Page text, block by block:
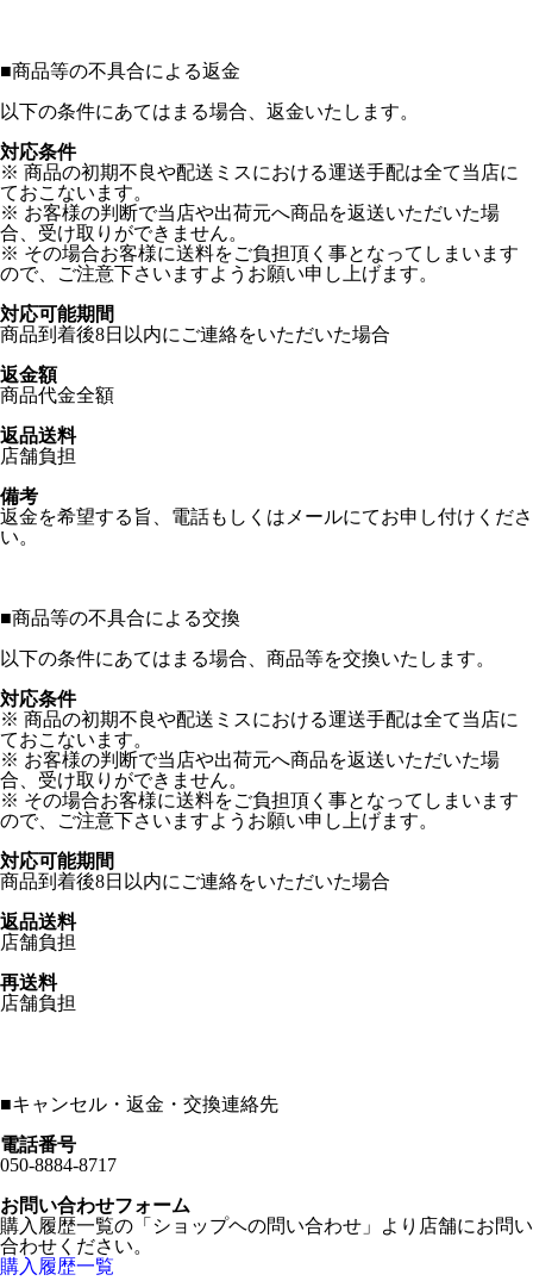
■商品等の不具合による返金
以下の条件にあてはまる場合、返金いたします。
対応条件
※ 商品の初期不良や配送ミスにおける運送手配は全て当店に
ておこないます。
※ お客様の判断で当店や出荷元へ商品を返送いただいた場
合、受け取りができません。
※ その場合お客様に送料をご負担頂く事となってしまいます
ので、ご注意下さいますようお願い申し上げます。
対応可能期間
商品到着後8日以内にご連絡をいただいた場合
返金額
商品代金全額
返品送料
店舗負担
備考
返金を希望する旨、電話もしくはメールにてお申し付けくださ
い。
■商品等の不具合による交換
以下の条件にあてはまる場合、商品等を交換いたします。
対応条件
※ 商品の初期不良や配送ミスにおける運送手配は全て当店に
ておこないます。
※ お客様の判断で当店や出荷元へ商品を返送いただいた場
合、受け取りができません。
※ その場合お客様に送料をご負担頂く事となってしまいます
ので、ご注意下さいますようお願い申し上げます。
対応可能期間
商品到着後8日以内にご連絡をいただいた場合
返品送料
店舗負担
再送料
店舗負担
■キャンセル・返金・交換連絡先
電話番号
050-8884-8717
お問い合わせフォーム
購入履歴一覧の「ショップヘの問い合わせ」より店舗にお問い
合わせください。
購入履歴一覧